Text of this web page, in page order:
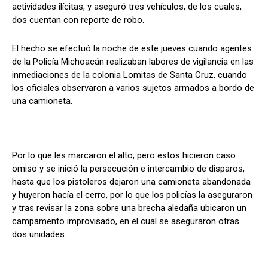
actividades ilícitas, y aseguró tres vehículos, de los cuales,
dos cuentan con reporte de robo.
El hecho se efectuó la noche de este jueves cuando agentes
de la Policía Michoacán realizaban labores de vigilancia en las
inmediaciones de la colonia Lomitas de Santa Cruz, cuando
los oficiales observaron a varios sujetos armados a bordo de
una camioneta.
Por lo que les marcaron el alto, pero estos hicieron caso
omiso y se inició la persecución e intercambio de disparos,
hasta que los pistoleros dejaron una camioneta abandonada
y huyeron hacía el cerro, por lo que los policías la aseguraron
y tras revisar la zona sobre una brecha aledaña ubicaron un
campamento improvisado, en el cual se aseguraron otras
dos unidades.